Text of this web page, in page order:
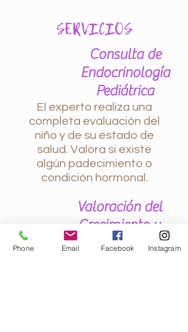
SERVICIOS
Consulta de
Endocrinología
Pediátrica
El experto realiza una
completa evaluación del
niño y de su estado de
salud. Valora si existe
algún padecimiento o
condición hormonal.
Valoración del
Crecimiento y
Desarrollo
Phone Email Facebook Instagram